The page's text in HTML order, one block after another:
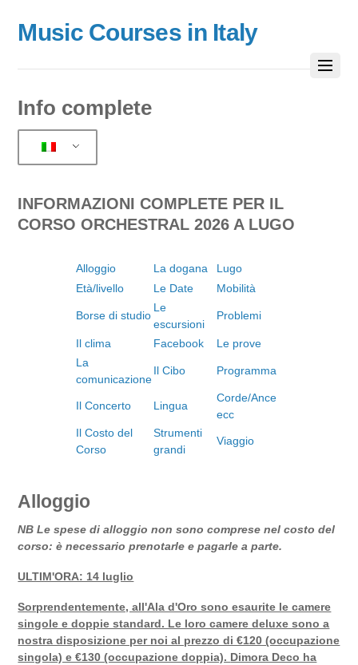
Music Courses in Italy
Info complete
INFORMAZIONI COMPLETE PER IL
CORSO ORCHESTRAL 2026 A LUGO
Alloggio La dogana
Lugo
Età/livello
Le Date Mobilità
Borse di studio
Le
escursioni
Problemi
Il clima Facebook
Le prove
La
comunicazione
Il Cibo Programma
Il Concerto Lingua
Corde/Ance
ecc
Il Costo del
Corso
Strumenti
grandi
Viaggio
Alloggio
NB Le spese di alloggio non sono comprese nel costo del
corso: è necessario prenotarle e pagarle a parte.
ULTIM'ORA: 14 luglio
Sorprendentemente, all'Ala d'Oro sono esaurite le camere
singole e doppie standard. Le loro camere deluxe sono a
nostra disposizione per noi al prezzo di €120 (occupazione
singola) e €130 (occupazione doppia). Dimora Deco ha